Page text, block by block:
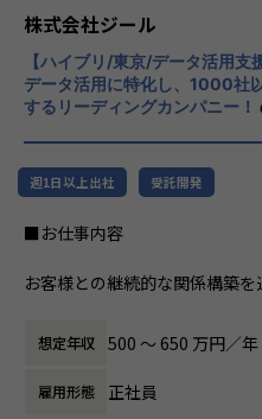
・顧客と「共に事業を創る」経
-単発案件ではなく、中長期
関与できます。
・大手企業の意思決定層と直接
・裁量の大きいアカウント経営
で関われます。
-データ領域の専門開発は不要
・セカンドキャリアとしてのフ
-ラインマネジメント経験を
価値発揮が可能です。
ズに応えるため
ナルサービスの
掲げております
力、深い経験か
な分析力をハイ
供することで、
ることを私たち
員全員が燃える
展する企業です
ます。お客様に
株式会社ジール
【ハイブリ/東京/データ活用支
データ活用に特化し、1000社
するリーディングカンパニー！
週1日以上出社 受託開発
■お仕事内容
お客様との継続的な関係構築
具体的な業務内容は以下のとお
●顧客の業務理解を深め、課題
実行
想定年収 500 〜 650 万円／年
雇用形態 正社員